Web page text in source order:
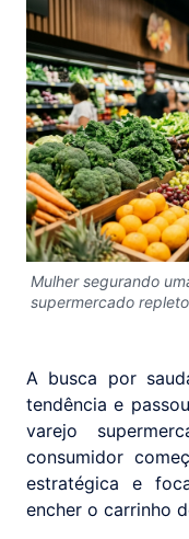
Mulher segurando
supermercado
A busca por
tendência e
varejo
consumidor
estratégica e
encher o carrinho